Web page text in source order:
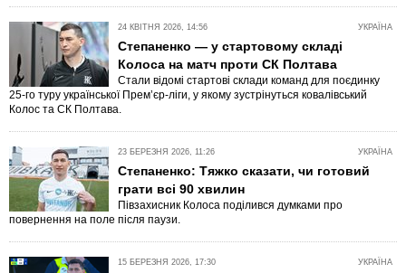
УКРАЇНА
24 КВІТНЯ 2026, 14:56
Степаненко — у стартовому складі
Колоса на матч проти СК Полтава
Стали відомі стартові склади команд для поєдинку
25-го туру української Прем’єр-ліги, у якому зустрінуться ковалівський
Колос та СК Полтава.
УКРАЇНА
23 БЕРЕЗНЯ 2026, 11:26
Степаненко: Тяжко сказати, чи готовий
грати всі 90 хвилин
Півзахисник Колоса поділився думками про
повернення на поле після паузи.
УКРАЇНА
15 БЕРЕЗНЯ 2026, 17:30